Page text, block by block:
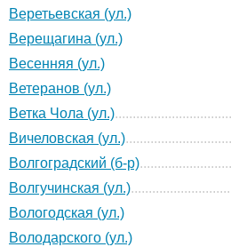
Веретьевская (ул.)
Верещагина (ул.)
Весенняя (ул.)
Ветеранов (ул.)
Ветка Чола (ул.)
Вичеловская (ул.)
Волгоградский (б-р)
Волгучинская (ул.)
Вологодская (ул.)
Володарского (ул.)